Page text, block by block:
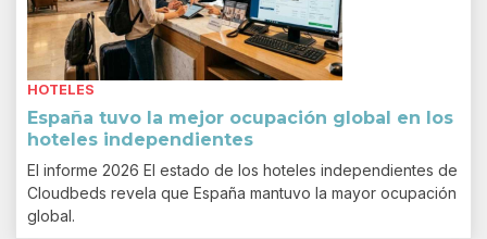
HOTELES
España tuvo la mejor ocupación global en los
hoteles independientes
El informe 2026 El estado de los hoteles independientes de
Cloudbeds revela que España mantuvo la mayor ocupación
global.